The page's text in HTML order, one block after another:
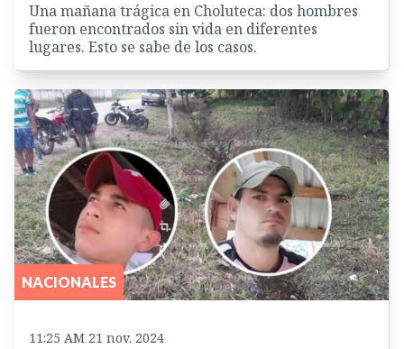
Una mañana trágica en Choluteca: dos hombres
fueron encontrados sin vida en diferentes
lugares. Esto se sabe de los casos.
NACIONALES
11:25 AM 21 nov. 2024